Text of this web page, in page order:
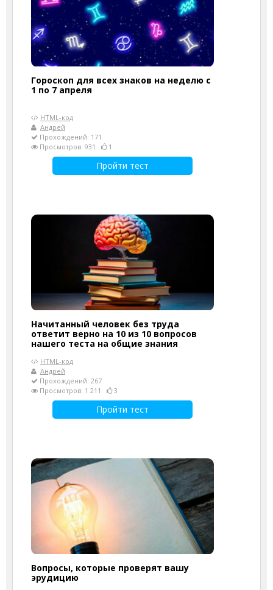
Гороскоп для всех знаков на неделю с
1 по 7 апреля
HTML-код
Андрей
Прохождений: 171
Просмотров: 931
1
Пройти тест
Начитанный человек без труда
ответит верно на 10 из 10 вопросов
нашего теста на общие знания
HTML-код
Андрей
Прохождений: 267
Просмотров: 1 211
3
Пройти тест
Вопросы, которые проверят вашу
эрудицию